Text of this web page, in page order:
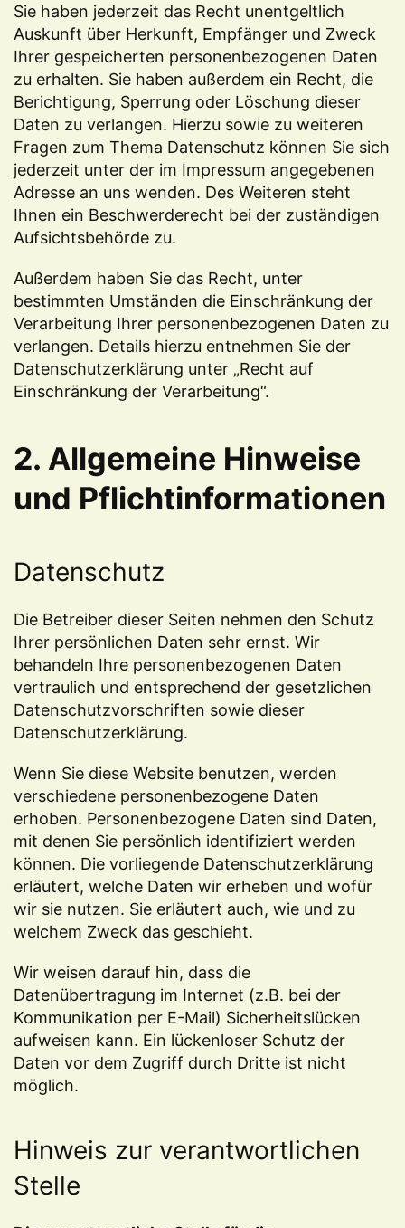
Sie haben jederzeit das Recht unentgeltlich
Auskunft über Herkunft, Empfänger und Zweck
Ihrer gespeicherten personenbezogenen Daten
zu erhalten. Sie haben außerdem ein Recht, die
Berichtigung, Sperrung oder Löschung dieser
Daten zu verlangen. Hierzu sowie zu weiteren
Fragen zum Thema Datenschutz können Sie sich
jederzeit unter der im Impressum angegebenen
Adresse an uns wenden. Des Weiteren steht
Ihnen ein Beschwerderecht bei der zuständigen
Aufsichtsbehörde zu.
Außerdem haben Sie das Recht, unter
bestimmten Umständen die Einschränkung der
Verarbeitung Ihrer personenbezogenen Daten zu
verlangen. Details hierzu entnehmen Sie der
Datenschutzerklärung unter „Recht auf
Einschränkung der Verarbeitung“.
2. Allgemeine Hinweise
und Pflichtinformationen
Datenschutz
Die Betreiber dieser Seiten nehmen den Schutz
Ihrer persönlichen Daten sehr ernst. Wir
behandeln Ihre personenbezogenen Daten
vertraulich und entsprechend der gesetzlichen
Datenschutzvorschriften sowie dieser
Datenschutzerklärung.
Wenn Sie diese Website benutzen, werden
verschiedene personenbezogene Daten
erhoben. Personenbezogene Daten sind Daten,
mit denen Sie persönlich identifiziert werden
können. Die vorliegende Datenschutzerklärung
erläutert, welche Daten wir erheben und wofür
wir sie nutzen. Sie erläutert auch, wie und zu
welchem Zweck das geschieht.
Wir weisen darauf hin, dass die
Datenübertragung im Internet (z.B. bei der
Kommunikation per E-Mail) Sicherheitslücken
aufweisen kann. Ein lückenloser Schutz der
Daten vor dem Zugriff durch Dritte ist nicht
möglich.
Hinweis zur verantwortlichen
Stelle